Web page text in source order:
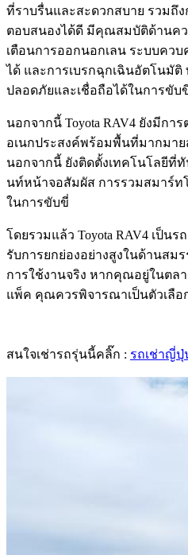
ที่ราบรื่นและสะดวกสบาย รวมถึ
ตอบสนองได้ดี มีคุณสมบัติด้านค
เตือนการออกนอกเลน ระบบคว
ได้ และการเบรกฉุกเฉินอัตโนมั
ปลอดภัยและเชื่อถือได้ในการขับ
นอกจากนี้ Toyota RAV4 ยังมีกา
อเนกประสงค์พร้อมพื้นที่มากมา
นอกจากนี้ ยังติดตั้งเทคโนโลยีที่
นท์หน้าจอสัมผัส การรวมสมาร์
ในการขับขี่
โดยรวมแล้ว Toyota RAV4 เป็น
รับการยกย่องอย่างสูงในด้านสม
การใช้งานจริง หากคุณอยู่ในตล
แพ็ค คุณควรพิจารณาเป็นตัวเลื
สนใจเช่ารถรุ่นนี้คลิ๊ก : รถเช่าญี่ปุ่